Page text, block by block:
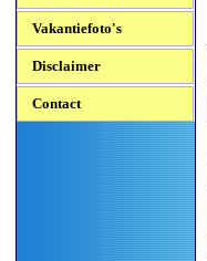
Vakantiefoto's
Disclaimer
Contact